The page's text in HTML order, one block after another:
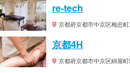
re-tech
京都府京都市中京区梅忠
京都4H
京都府京都市中京区綿屋